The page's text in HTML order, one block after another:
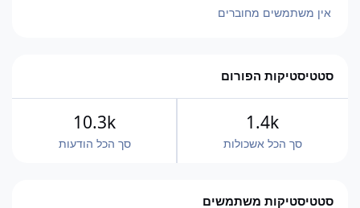
אין משתמשים מחוברים
סטטיסטיקות הפורום
סך הכל אשכולות
1.4k
סך הכל הודעות
10.3k
סטטיסטיקות משתמשים